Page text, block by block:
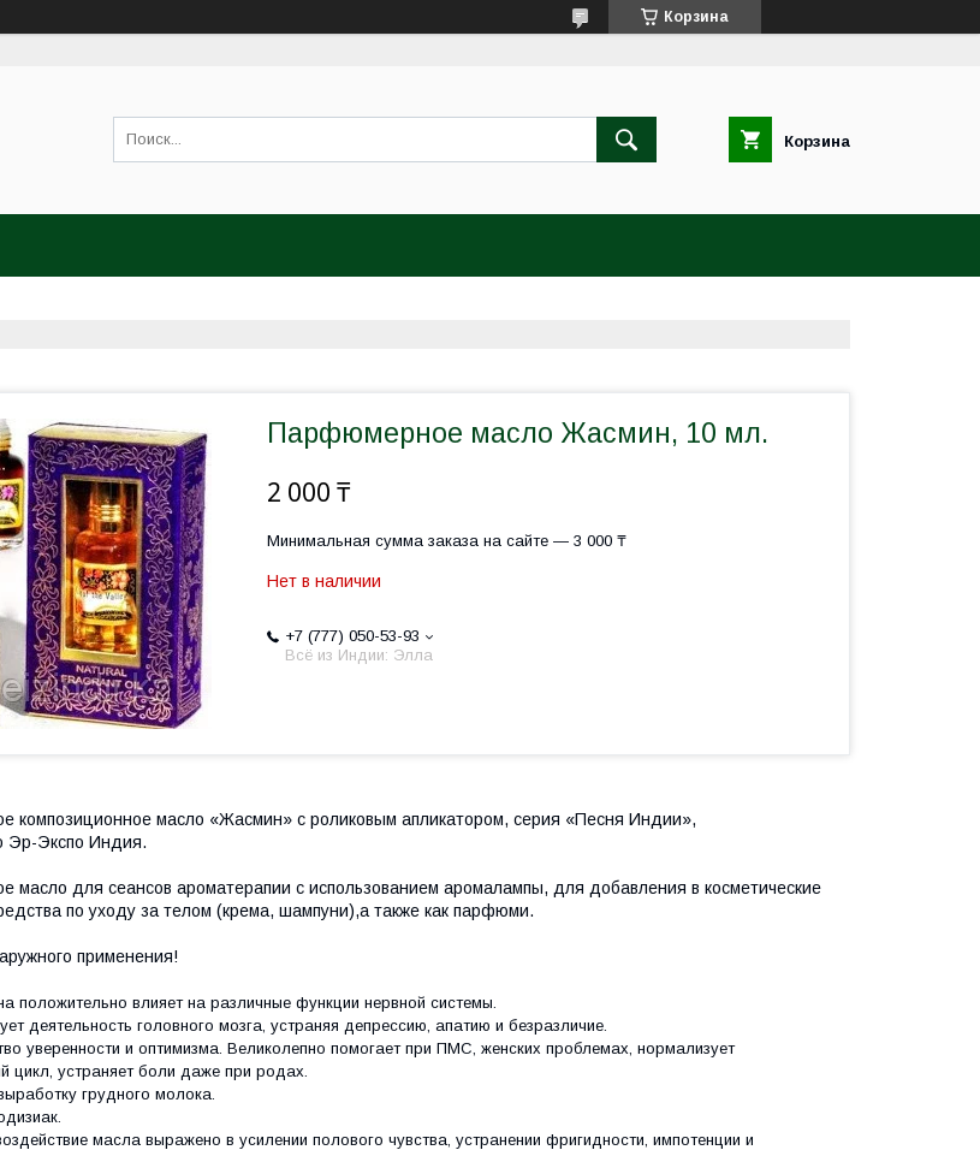
Корзина
Корзина
Парфюмерное масло Жасмин, 10 мл.
2 000 ₸
Минимальная сумма заказа на сайте — 3 000 ₸
Нет в наличии
+7 (777) 050-53-93
Всё из Индии: Элла
композиционное масло «Жасмин» с роликовым апликатором, серия «Песня Индии»,
Эр-Экспо Индия.
масло для сеансов ароматерапии с использованием аромалампы, для добавления в косметические
по уходу за телом (крема, шампуни),а также как парфюми.
применения!
положительно влияет на различные функции нервной системы.
деятельность головного мозга, устраняя депрессию, апатию и безразличие.
уверенности и оптимизма. Великолепно помогает при ПМС, женских проблемах, нормализует
цикл, устраняет боли даже при родах.
грудного молока.
масла выражено в усилении полового чувства, устранении фригидности, импотенции и